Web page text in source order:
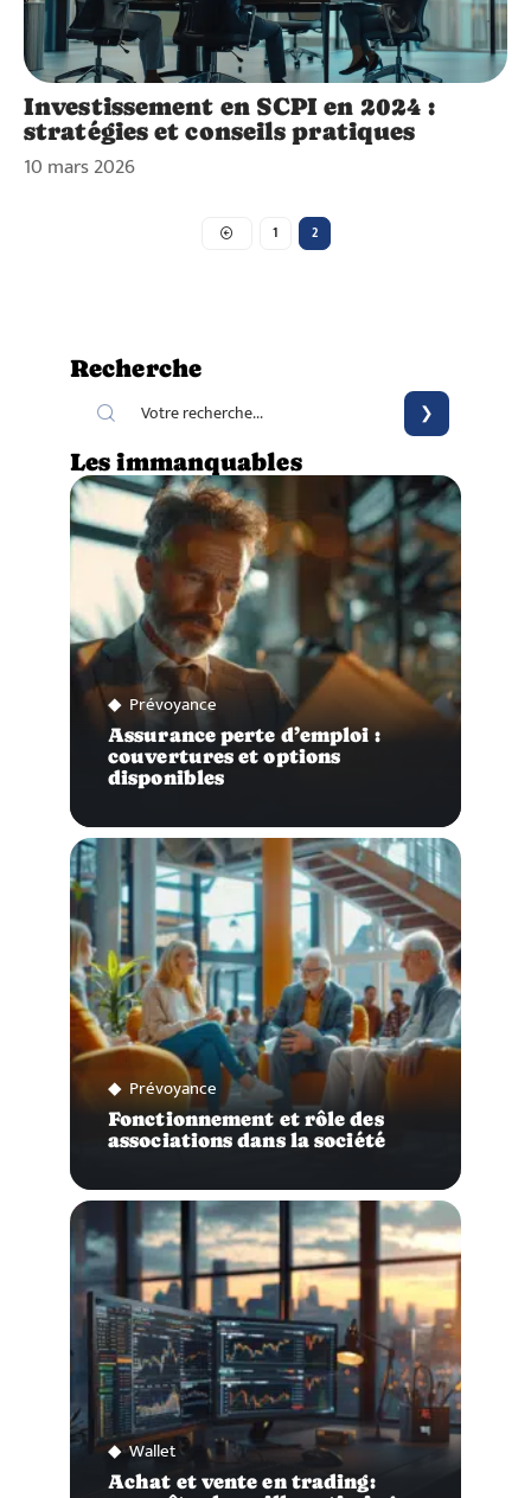
Investissement en SCPI en 2024 :
stratégies et conseils pratiques
10 mars 2026
1 2
Recherche
Les immanquables
Prévoyance
Assurance perte d’emploi :
couvertures et options
disponibles
Prévoyance
Fonctionnement et rôle des
associations dans la société
Wallet
Achat et vente en trading: